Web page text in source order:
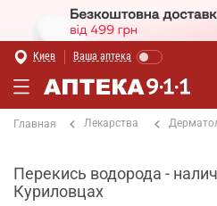
Киев Ваша аптека
Главная Лекарства
Перекись водорода -
Куриловцах